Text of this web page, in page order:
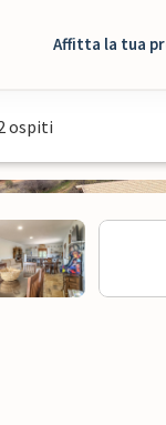
Affitta la tua
ospiti